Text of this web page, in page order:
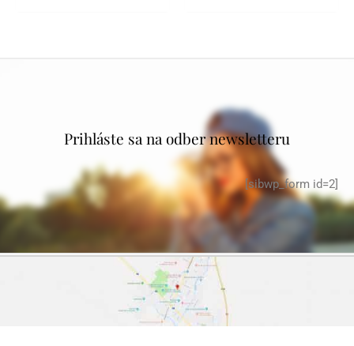
Prihláste sa na odber newsletteru
[sibwp_form id=2]